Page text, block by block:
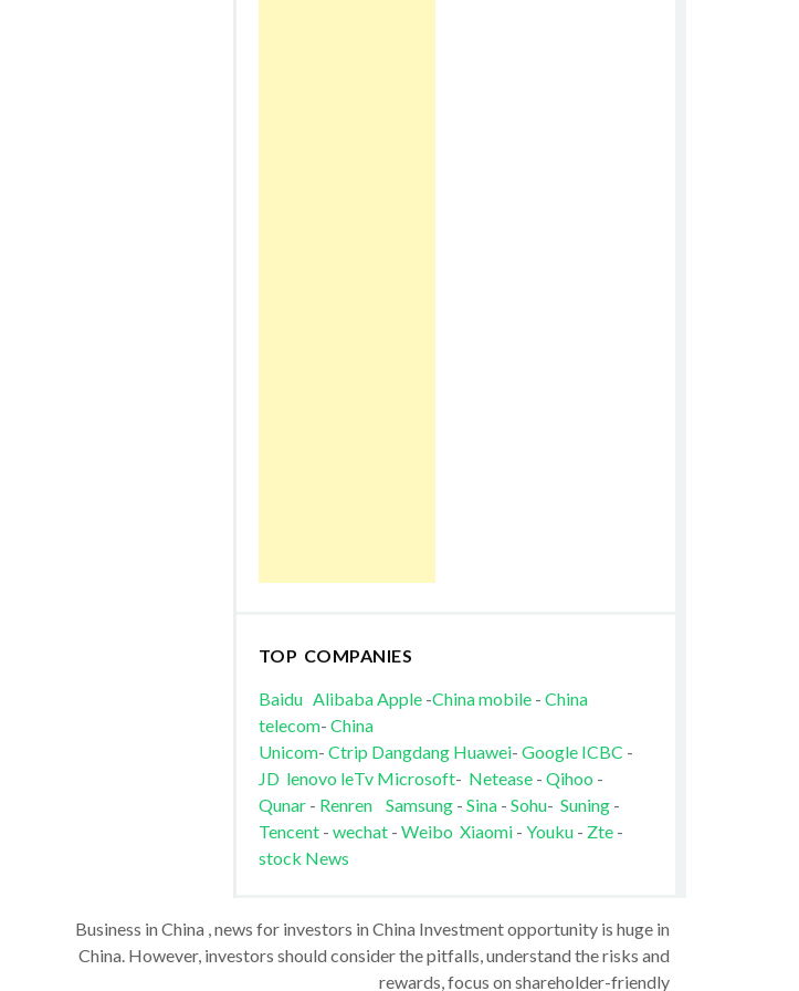
TOP COMPANIES
Baidu AlibabaApple-China mobile- China
telecom- China
Unicom- Ctrip Dangdang Huawei- Google ICBC -
JD lenovo leTv Microsoft- Netease- Qihoo -
Qunar- Renren Samsung- Sina- Sohu- Suning-
Tencent- wechat - Weibo Xiaomi- Youku - Zte-
stock News
Business in China , news for investors in China Investment opportunity is huge in
China. However, investors should consider the pitfalls, understand the risks and
rewards, focus on shareholder-friendly